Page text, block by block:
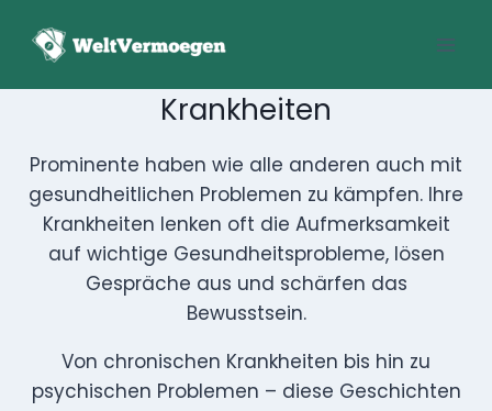
Inhalt
Krankheiten
Prominente haben wie alle anderen auch mit
gesundheitlichen Problemen zu kämpfen. Ihre
Krankheiten lenken oft die Aufmerksamkeit auf
wichtige Gesundheitsprobleme, lösen Gespräche aus
und schärfen das Bewusstsein.
Problemen – diese Geschichten beleuchten die
menschliche Seite von Ruhm und Reichtum.